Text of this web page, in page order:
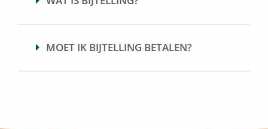
MOET IK BIJTELLING BETALEN?